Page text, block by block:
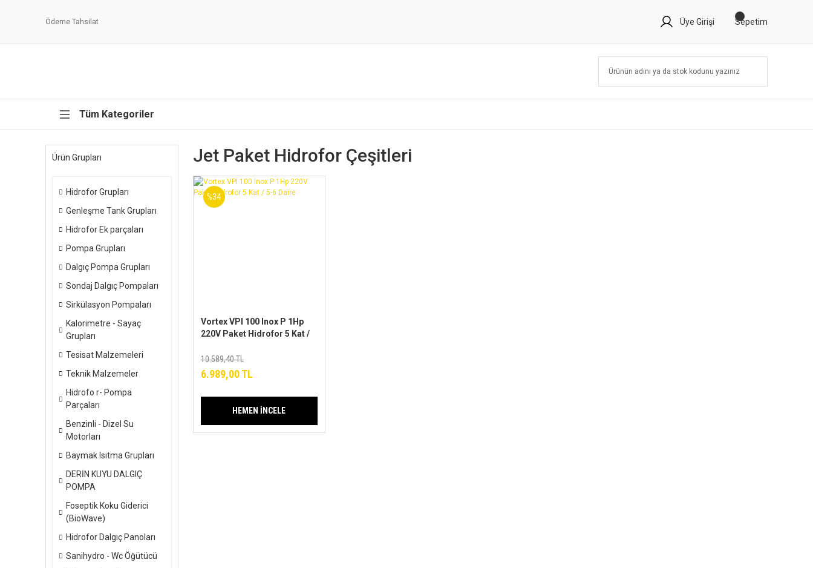
Ödeme Tahsilat Üye Girişi Sepetim
Tüm Kategoriler
Ürün Grupları
Hidrofor Grupları
Genleşme Tank Grupları
Hidrofor Ek parçaları
Pompa Grupları
Dalgıç Pompa Grupları
Sondaj Dalgıç Pompaları
Sirkülasyon Pompaları
Kalorimetre - Sayaç
Grupları
Tesisat Malzemeleri
Teknik Malzemeler
Hidrofo r- Pompa
Parçaları
Benzinli - Dizel Su
Motorları
Baymak Isıtma Grupları
DERİN KUYU DALGIÇ
POMPA
Foseptik Koku Giderici
(BioWave)
Hidrofor Dalgıç Panoları
Sanihydro - Wc Öğütücü
Jet Paket Hidrofor Çeşitleri
%34
Vortex VPI 100 Inox P 1Hp
220V Paket Hidrofor 5 Kat /
10.589,40 TL
6.989,00 TL
HEMEN İNCELE